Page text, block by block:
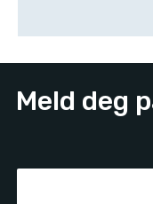
Meld deg